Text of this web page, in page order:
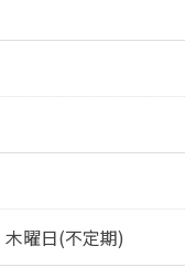
曜日(不定期)